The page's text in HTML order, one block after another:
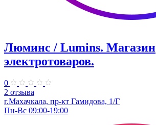
Люминс / Lumins. Магазин
электротоваров.
0
2 отзыва
г.Махачкала, пр-кт Гамидова, 1/Г
Пн-Вс 09:00-19:00